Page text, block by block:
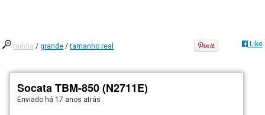
média /grande /tamanho real Like
Socata TBM-850 (N2711E)
Enviado há 17 anos atrás